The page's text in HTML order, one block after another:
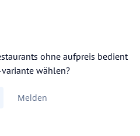
ohne aufpreis bedient
wählen?
Melden